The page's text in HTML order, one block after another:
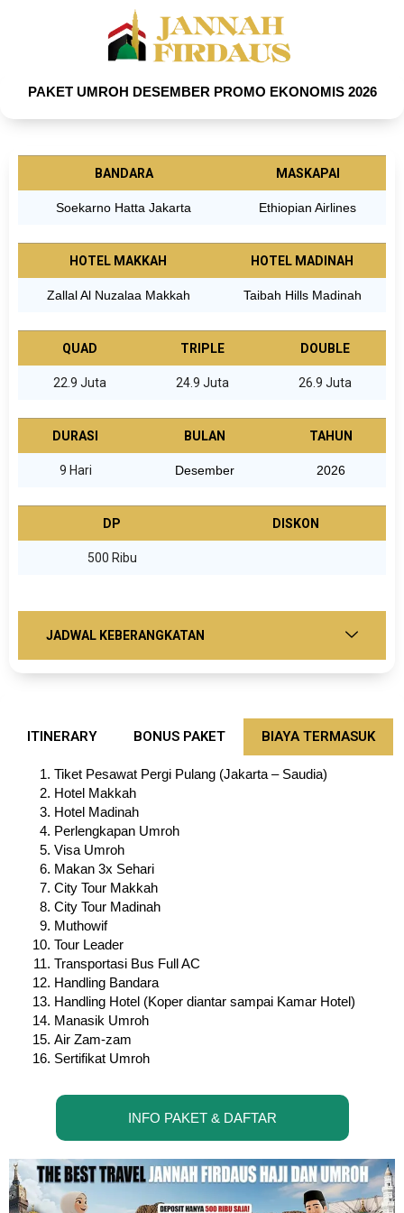
PAKET UMROH DESEMBER PROMO EKONOMIS 2026
BANDARA MASKAPAI
Soekarno Hatta Jakarta Ethiopian Airlines
HOTEL MAKKAH HOTEL MADINAH
Zallal Al Nuzalaa Makkah Taibah Hills Madinah
QUAD TRIPLE DOUBLE
22.9 Juta 24.9 Juta 26.9 Juta
DURASI BULAN TAHUN
9 Hari Desember 2026
DP DISKON
500 Ribu
JADWAL KEBERANGKATAN
ITINERARY BONUS PAKET BIAYA TERMASUK
Tiket Pesawat Pergi Pulang (Jakarta – Saudia)
Hotel Makkah
Hotel Madinah
Perlengkapan Umroh
Visa Umroh
Makan 3x Sehari
City Tour Makkah
City Tour Madinah
Muthowif
Tour Leader
Transportasi Bus Full AC
Handling Bandara
Handling Hotel (Koper diantar sampai Kamar Hotel)
Manasik Umroh
Air Zam-zam
Sertifikat Umroh
INFO PAKET & DAFTAR